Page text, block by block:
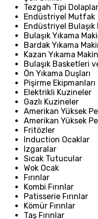
Tezgah Tipi Dolaplar
Endüstriyel Mutfak
Endüstriyel Bulaşık
Bulaşık Yıkama
Bardak Yıkama
Kazan Yıkama
Bulaşık Basketleri
Ön Yıkama Duşları
Pişirme Ekipmanları
Elektrikli Kuzineler
Gazlı Kuzineler
Amerikan Yüksek
Amerikan Yüksek
Fritözler
Induction Ocaklar
Izgaralar
Sıcak Tutucular
Wok Ocak
Fırınlar
Kombi Fırınlar
Patisserie Fırınlar
Kömür Fırınlar
Taş Fırınlar